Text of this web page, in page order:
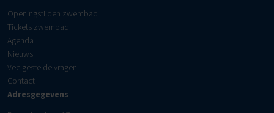
Openingstijden zwembad
Tickets zwembad
Agenda
Nieuws
Veelgestelde vragen
Contact
Adresgegevens